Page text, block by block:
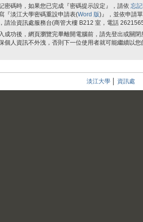
密碼時，如果您已完成『密碼提示設定』，請依 忘
『淡江大學密碼重設申請表(Word 版)』，並依申請
請洽資訊處服務台(商管大樓 B212 室，電話
成功後，網頁瀏覽完畢離開電腦前，請先登出或關
個人資訊不外洩，否則下一位使用者就可能繼續以您
淡江大學 資訊處